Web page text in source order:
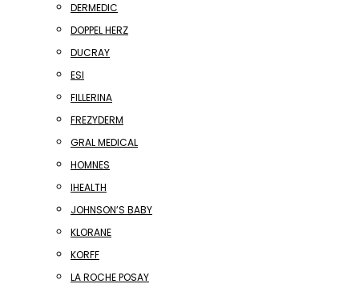
DERMEDIC
DOPPEL HERZ
DUCRAY
ESI
FILLERINA
FREZYDERM
GRAL MEDICAL
HOMNES
IHEALTH
JOHNSON’S BABY
KLORANE
KORFF
LA ROCHE POSAY